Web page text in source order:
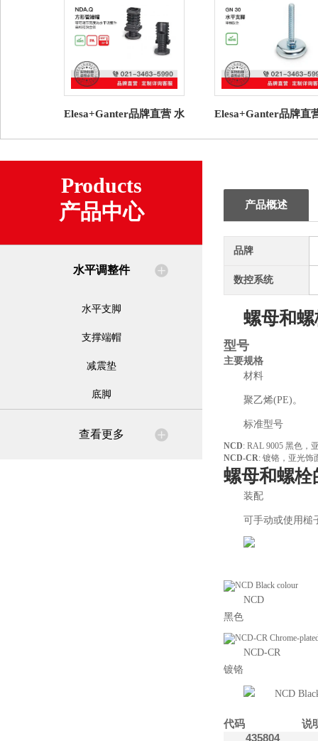
Elesa+Ganter品牌直营 水
端帽高科技聚合体
Elesa+Ganter品牌直
脚 带橡胶垫（7）
Products
产品中心
水平调整件
水平支脚
支撑端帽
减震垫
底脚
查看更多
产品概述
品牌
数控系统
螺母和
型号
主要规格
材料
聚乙烯(PE)。
标准型号
NCD: RAL 9005 黑色，
NCD-CR: 镀铬，亚光饰
螺母和螺栓
装配
可手动或使用槌
NCD
黑色
NCD-CR
镀铬
代码
说
435804